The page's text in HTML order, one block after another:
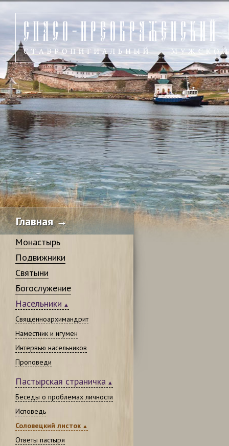
Главная →
Монастырь
Подвижники
Святыни
Богослужение
Насельники
Священноархимандрит
Наместник и игумен
Интервью насельников
Проповеди
Пастырская страничка
Беседы о проблемах личности
Исповедь
Соловецкий листок
Ответы пастыря